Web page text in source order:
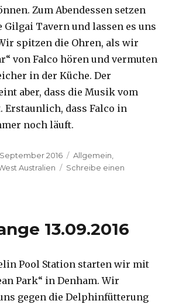
Zum Abendessen setzen
Tavern und lassen es uns
spitzen die Ohren, als wir
von Falco hören und vermuten
in der Küche. Der
aber, dass die Musik vom
Erstaunlich, dass Falco in
noch läuft.
September 2016 Kategorien
Allgemein
Australien
Schreibe einen
13.09.2016
Pool Station starten wir mit
Park“ in Denham. Wir
gegen die Delphinfütterung